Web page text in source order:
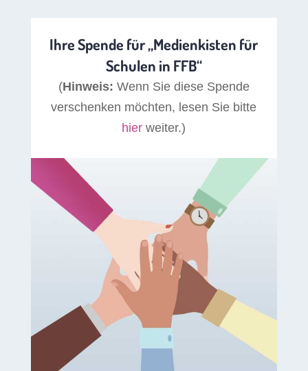
Ihre Spende für „Medienkisten für
Schulen in FFB“
(Hinweis: Wenn Sie diese Spende
verschenken möchten, lesen Sie bitte
hierweiter.)